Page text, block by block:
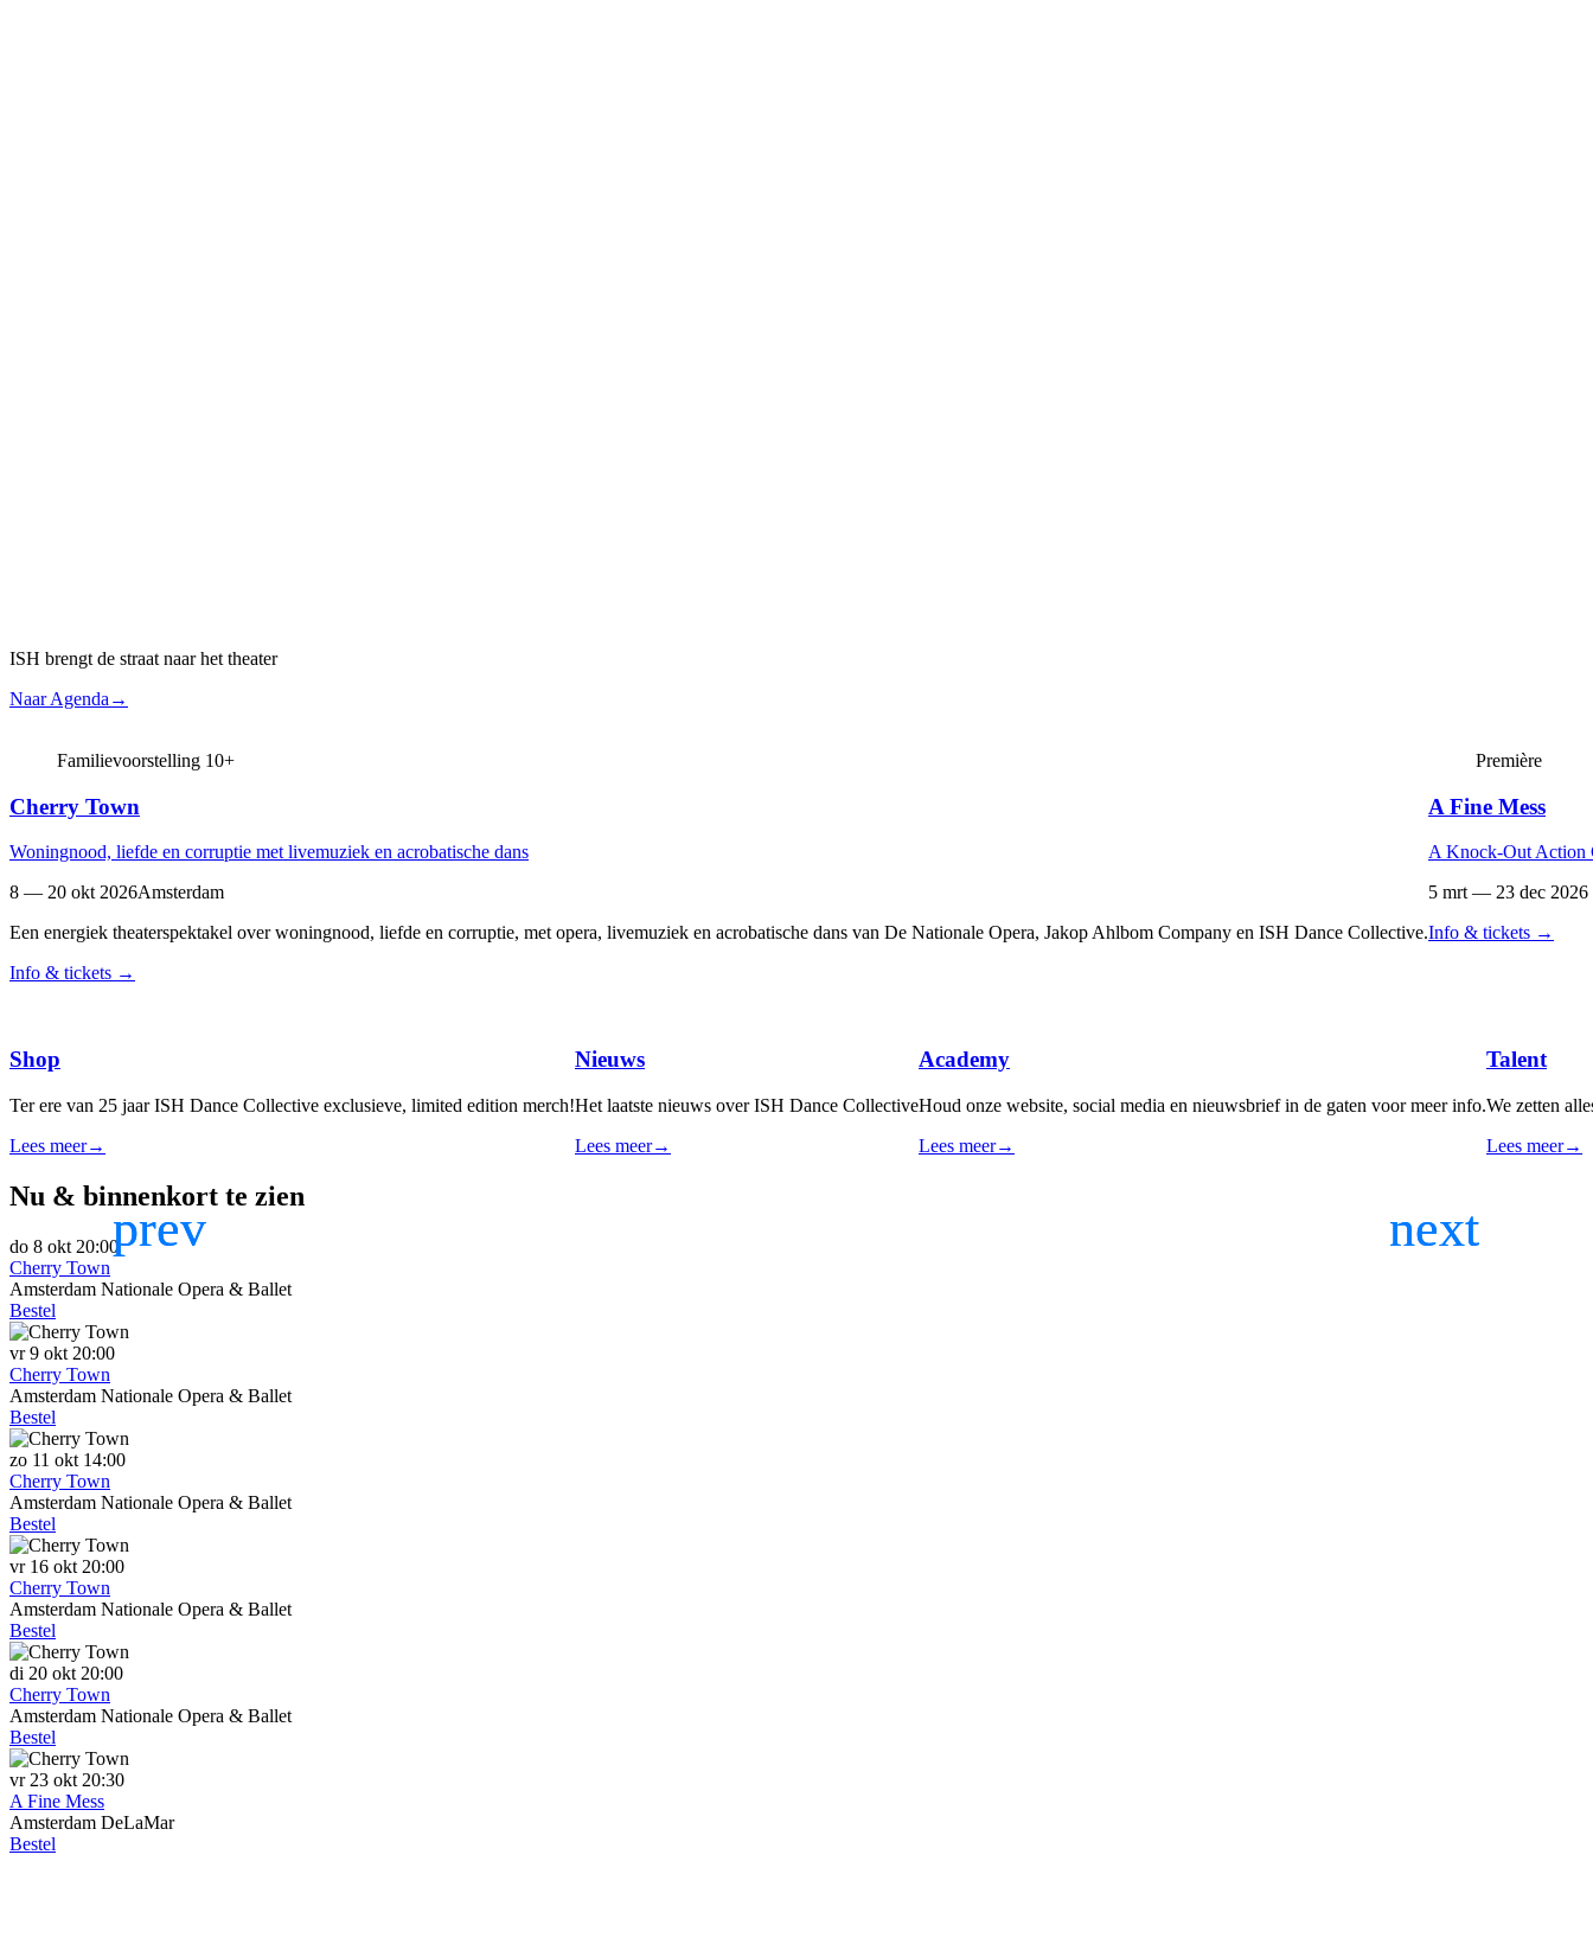
ISH brengt de straat naar het theater
Naar Agenda →
Familievoorstelling 10+
Cherry Town
Woningnood, liefde en corruptie met livemuziek en acrobatische dans
8 — 20 okt 2026Amsterdam
Een energiek theaterspektakel over woningnood, liefde en corruptie, met opera, livemuziek en acrobatische dans van De Nationale Opera, Jakop Ahlbom Company en ISH Dance Collective.
Info & tickets →
Première
A Fine Mess
A Knock-Out Action
5 mrt — 23 dec 2026
Info & tickets →
Shop
Ter ere van 25 jaar ISH Dance Collective exclusieve, limited edition merch!
Lees meer→
Nieuws
Het laatste nieuws over ISH Dance Collective
Lees meer→
Academy
Houd onze website, social media en nieuwsbrief in de gaten voor meer info.
Lees meer→
Talent
We zetten
Lees meer→
Nu & binnenkort te zien
do 8 okt 20:00
Cherry Town
Amsterdam Nationale Opera & Ballet
Bestel
vr9 okt 20:00
Cherry Town
Amsterdam Nationale Opera & Ballet
Bestel
zo 11 okt 14:00
Cherry Town
Amsterdam Nationale Opera & Ballet
Bestel
vr 16 okt 20:00
Cherry Town
Amsterdam Nationale Opera & Ballet
Bestel
di 20 okt 20:00
Cherry Town
Amsterdam Nationale Opera & Ballet
Bestel
vr 23 okt 20:30
A Fine Mess
Amsterdam DeLaMar
Bestel